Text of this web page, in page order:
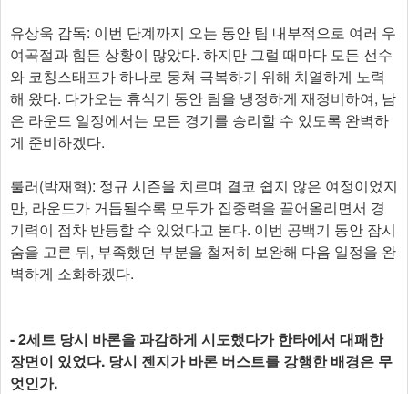
유상욱 감독: 이번 단계까지 오는 동안 팀 내부적으로 여러 우
여곡절과 힘든 상황이 많았다. 하지만 그럴 때마다 모든 선수
와 코칭스태프가 하나로 뭉쳐 극복하기 위해 치열하게 노력
해 왔다. 다가오는 휴식기 동안 팀을 냉정하게 재정비하여, 남
은 라운드 일정에서는 모든 경기를 승리할 수 있도록 완벽하
게 준비하겠다.
룰러(박재혁): 정규 시즌을 치르며 결코 쉽지 않은 여정이었지
만, 라운드가 거듭될수록 모두가 집중력을 끌어올리면서 경
기력이 점차 반등할 수 있었다고 본다. 이번 공백기 동안 잠시
숨을 고른 뒤, 부족했던 부분을 철저히 보완해 다음 일정을 완
벽하게 소화하겠다.
- 2세트 당시 바론을 과감하게 시도했다가 한타에서 대패한
장면이 있었다. 당시 젠지가 바론 버스트를 강행한 배경은 무
엇인가.